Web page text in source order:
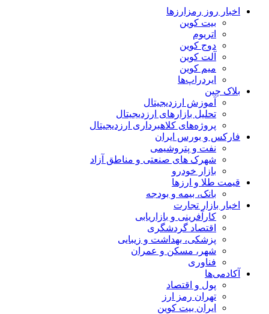
اخبار روز رمزارزها
بیت کوین
اتریوم
دوج کوین
آلت کوین
میم کوین‌
ایردراپ‌ها
بلاک چین
آموزش ارزدیجیتال
تحلیل بازارهای ارزدیجیتال
پروژه‌های کلاهبرداری ارزدیجیتال
فارکس و بورس ایران
نفت و پتروشیمی
شهرک های صنعتی و مناطق آزاد
بازار خودرو
قیمت طلا و ارزها
بانک، بیمه و بودجه
اخبار بازار تجارت
کارآفرینی و بازاریابی
اقتصاد گردشگری
پزشکی، بهداشت و زیبایی
شهر، مسکن و عمران
فناوری
آکادمی‌ها
پول و اقتصاد
تهران رمز ارز
ایران بیت کوین